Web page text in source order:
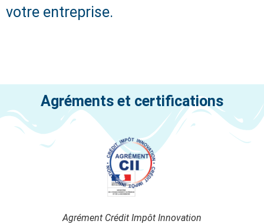
votre entreprise.
Agréments et certifications
Agrément Crédit Impôt Innovation